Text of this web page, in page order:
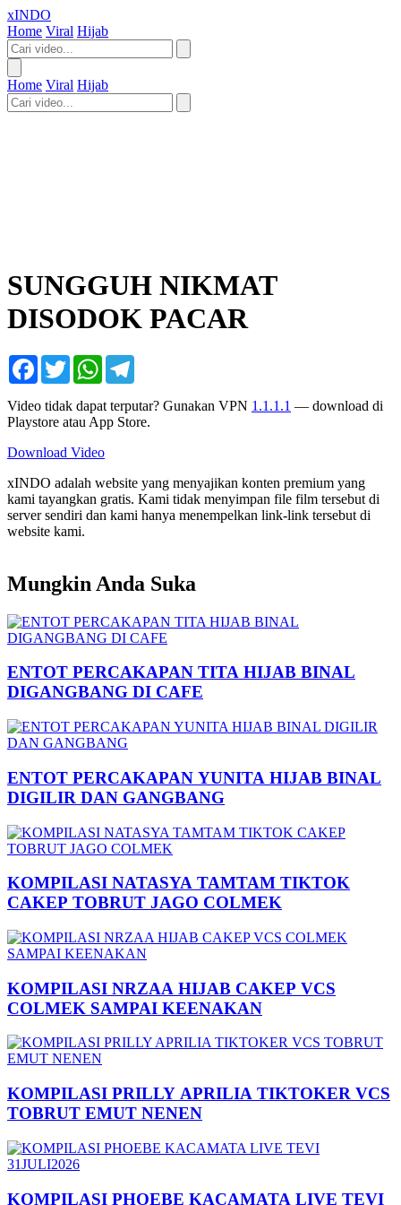
xINDO
Home Viral Hijab
Home Viral Hijab
SUNGGUH NIKMAT
DISODOK PACAR
Facebook
TwitterWhatsApp
Video tidak dapat terputar? Gunakan VPN 1.1.1.1 — download di
Playstore atau App Store.
Download Video
xINDO adalah website yang menyajikan konten premium yang
kami tayangkan gratis. Kami tidak menyimpan file film tersebut di
server sendiri dan kami hanya menempelkan link-link tersebut di
website kami.
Mungkin Anda Suka
ENTOT PERCAKAPAN TITA HIJAB BINAL
DIGANGBANG DI CAFE
ENTOT PERCAKAPAN YUNITA HIJAB BINAL
DIGILIR DAN GANGBANG
KOMPILASI NATASYA TAMTAM TIKTOK
CAKEP TOBRUT JAGO COLMEK
KOMPILASI NRZAA HIJAB CAKEP VCS
COLMEK SAMPAI KEENAKAN
KOMPILASI PRILLY APRILIA TIKTOKER VCS
TOBRUT EMUT NENEN
KOMPILASI PHOEBE KACAMATA LIVE TEVI